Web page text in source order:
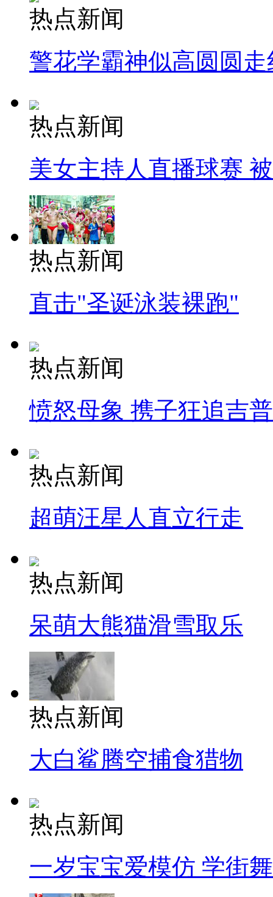
热点新闻
警花学霸神似高圆圆走
热点新闻
美女主持人直播球赛
热点新闻
直击"圣诞泳装裸跑"
热点新闻
愤怒母象 携子狂追吉
热点新闻
超萌汪星人直立行走
热点新闻
呆萌大熊猫滑雪取乐
热点新闻
大白鲨腾空捕食猎物
热点新闻
一岁宝宝爱模仿 学街